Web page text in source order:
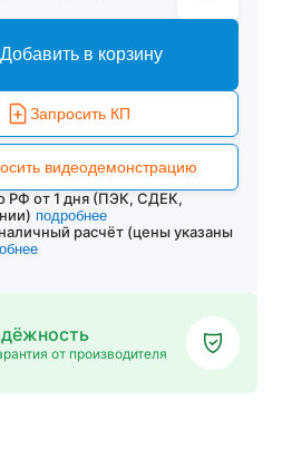
Добавить в корзину
Запросить КП
видеодемонстрацию
РФ от 1 дня (ПЭК, СДЕК,
подробнее
расчёт (цены указаны
от производителя